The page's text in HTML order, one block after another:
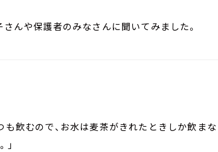
んや保護者のみなさんに聞いてみました。
飲むので、お水は麦茶がきれたときしか飲まな
」